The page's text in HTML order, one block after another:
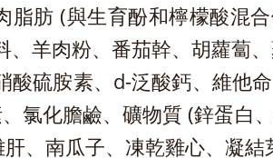
肪 (與生育酚和檸檬酸混
羊肉粉、番茄幹、胡蘿蔔
硫胺素、d-泛酸鈣、維他
氯化膽鹼、礦物質 (鋅蛋白
、南瓜子、凍乾雞心、凝結